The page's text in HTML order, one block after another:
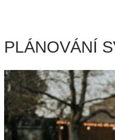
PLÁNOVÁNÍ